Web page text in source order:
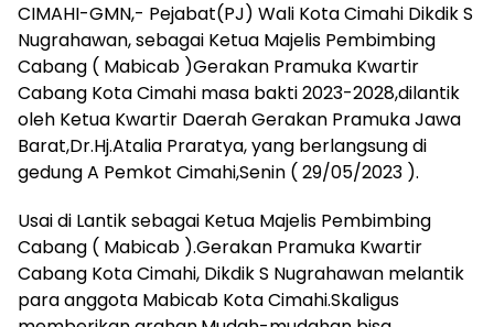
CIMAHI-GMN,- Pejabat(PJ) Wali Kota Cimahi Dikdik S
Nugrahawan, sebagai Ketua Majelis Pembimbing
Cabang ( Mabicab )Gerakan Pramuka Kwartir
Cabang Kota Cimahi masa bakti 2023-2028,dilantik
oleh Ketua Kwartir Daerah Gerakan Pramuka Jawa
Barat,Dr.Hj.Atalia Praratya, yang berlangsung di
gedung A Pemkot Cimahi,Senin ( 29/05/2023 ).
Usai di Lantik sebagai Ketua Majelis Pembimbing
Cabang ( Mabicab ).Gerakan Pramuka Kwartir
Cabang Kota Cimahi, Dikdik S Nugrahawan melantik
para anggota Mabicab Kota Cimahi.Skaligus